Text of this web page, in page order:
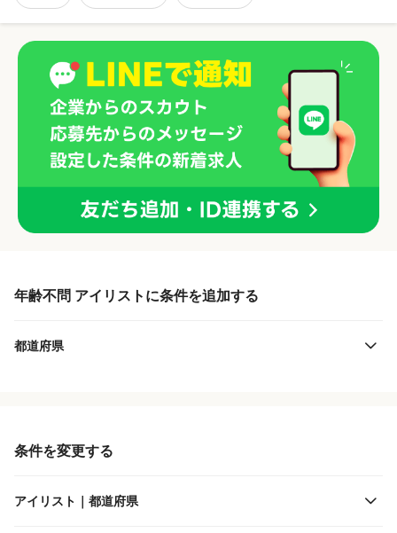
年齢不問 アイリストに条件を追加する
都道府県
条件を変更する
アイリスト｜都道府県